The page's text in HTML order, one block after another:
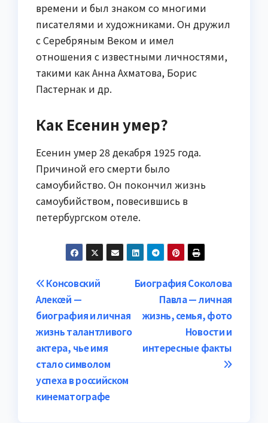
времени и был знаком со многими
писателями и художниками. Он дружил
с Серебряным Веком и имел
отношения с известными личностями,
такими как Анна Ахматова, Борис
Пастернак и др.
Как Есенин умер?
Есенин умер 28 декабря 1925 года.
Причиной его смерти было
самоубийство. Он покончил жизнь
самоубийством, повесившись в
петербургском отеле.
Навигация
по
записям
Биография Соколова
Павла — личная
жизнь, семья, фото
Новости и
интересные факты
Консовский
Алексей —
биография и личная
жизнь талантливого
актера, чье имя
стало символом
успеха в российском
кинематографе